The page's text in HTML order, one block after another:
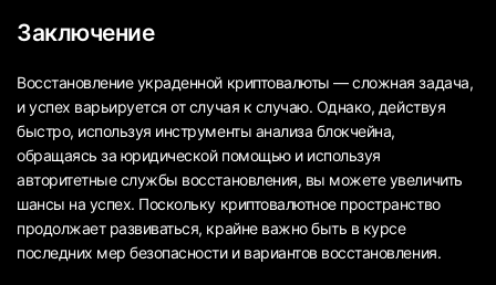
Заключение
Восстановление украденной криптовалюты — сложная задача,
и успех варьируется от случая к случаю. Однако, действуя
быстро, используя инструменты анализа блокчейна,
обращаясь за юридической помощью и используя
авторитетные службы восстановления, вы можете увеличить
шансы на успех. Поскольку криптовалютное пространство
продолжает развиваться, крайне важно быть в курсе
последних мер безопасности и вариантов восстановления.